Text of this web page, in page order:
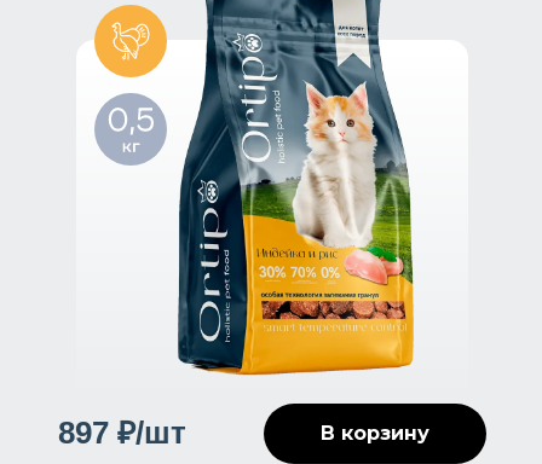
897 ₽/шт В корзину